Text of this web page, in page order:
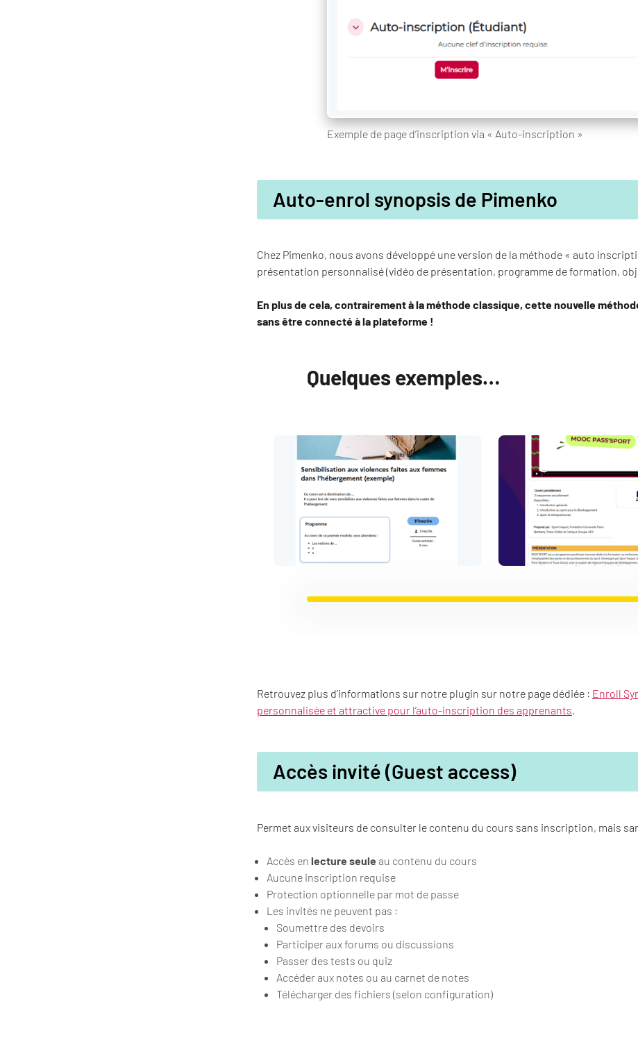
Exemple de page d’inscription via « Auto-inscription »
Auto-enrol synopsis de Pimenko
Chez Pimenko, nous avons développé une version de la méthode « auto
présentation personnalisé (vidéo de présentation, programme de formation,
En plus de cela, contrairement à la méthode classique, cette nouvelle
sans être connecté à la plateforme !
Quelques exemples…
Retrouvez plus d’informations sur notre plugin sur notre page dédiée : Enroll
personnalisée et attractive pour l’auto-inscription des apprenants.
Accès invité (Guest access)
Permet aux visiteurs de consulter le contenu du cours sans inscription, mais
Accès en lecture seule au contenu du cours
Aucune inscription requise
Protection optionnelle par mot de passe
Les invités ne peuvent pas :
Soumettre des devoirs
Participer aux forums ou discussions
Passer des tests ou quiz
Accéder aux notes ou au carnet de notes
Télécharger des fichiers (selon configuration)